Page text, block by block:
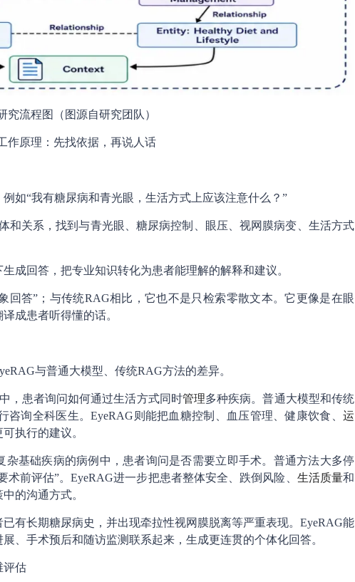
究流程图（图源自研究团队）
作原理：先找依据，再说人话
如“我有糖尿病和青光眼，生活方式上应该注意什么？”
和关系，找到与青光眼、糖尿病控制、眼压、视网膜病变、生活方式
成回答，把专业知识转化为患者能理解的解释和建议。
回答”；与传统RAG相比，它也不是只检索零散文本。它更像是在眼
成患者听得懂的话。
与普通大模型、传统RAG方法的差异。
，患者询问如何通过生活方式同时管理多种疾病。普通大模型和传统
询全科医生。EyeRAG则能把血糖控制、血压管理、健康饮食、 运
执行的建议。
杂基础疾病的病例中，患者询问是否需要立即手术。普通方法大多停
术前评估”。EyeRAG进一步把患者整体安全、跌倒风险、 生活质量和
的沟通方式。
有长期糖尿病史，并出现牵拉性视网膜脱离等严重表现。EyeRAG能
、手术预后和随访监测联系起来，生成更连贯的个体化回答。
评估